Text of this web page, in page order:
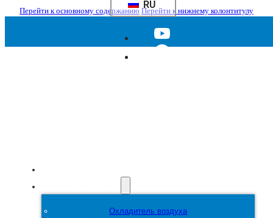
Перейти к основному содержанию Перейти к нижнему колонтитулу
RU
Охладитель воздуха